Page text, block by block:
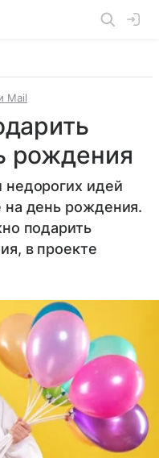
Mail
рождения
недорогих идей
на день рождения.
подарить
в проекте